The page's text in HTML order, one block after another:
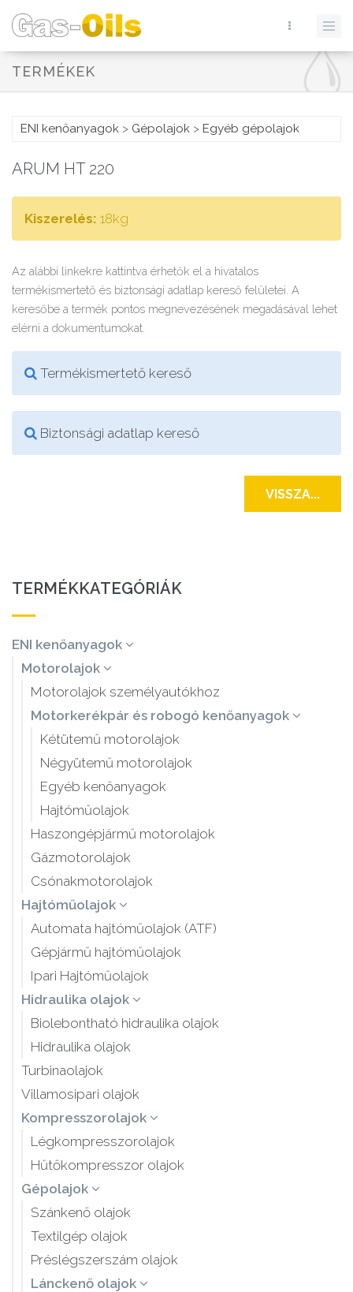
TERMÉKEK
ENI kenőanyagok > Gépolajok > Egyéb gépolajok
ARUM HT 220
Kiszerelés: 18kg
Az alábbi linkekre kattintva érhetők el a hivatalos
termékismertető és biztonsági adatlap kereső felületei. A
keresőbe a termék pontos megnevezésének megadásával lehet
elérni a dokumentumokat.
Termékismertető kereső
Biztonsági adatlap kereső
VISSZA...
TERMÉKKATEGÓRIÁK
ENI kenőanyagok
Motorolajok
Motorolajok személyautókhoz
Motorkerékpár és robogó kenőanyagok
Kétütemű motorolajok
Négyütemű motorolajok
Egyéb kenőanyagok
Hajtóműolajok
Haszongépjármű motorolajok
Gázmotorolajok
Csónakmotorolajok
Hajtóműolajok
Automata hajtóműolajok (ATF)
Gépjármű hajtóműolajok
Ipari Hajtóműolajok
Hidraulika olajok
Biolebontható hidraulika olajok
Hidraulika olajok
Turbinaolajok
Villamosipari olajok
Kompresszorolajok
Légkompresszorolajok
Hűtőkompresszor olajok
Gépolajok
Szánkenő olajok
Textilgép olajok
Préslégszerszám olajok
Lánckenő olajok